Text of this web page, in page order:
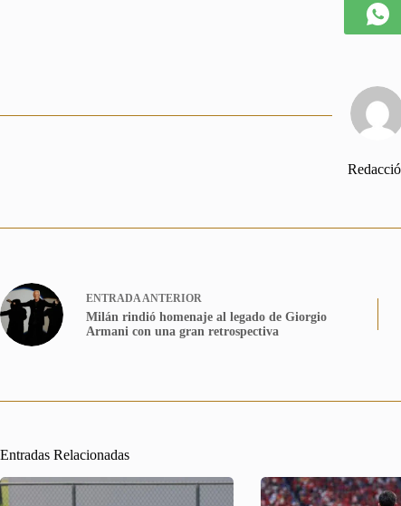
ENTRADAANTERIOR
Milán rindió homenaje al legado de Giorgio
Armani con una gran retrospectiva
Entradas Relacionadas